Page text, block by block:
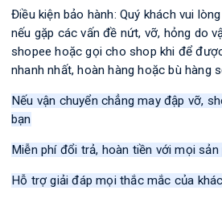
Điều kiện bảo hành: Quý khách vui
nếu gặp các vấn đề nứt, vỡ, hỏng do
shopee hoặc gọi cho shop khi để
nhanh nhất, hoàn hàng hoặc bù hàng
Nếu vận chuyển chẳng may đập vỡ,
bạn
Miễn phí đổi trả, hoàn tiền với mọi
Hỗ trợ giải đáp mọi thắc mắc của